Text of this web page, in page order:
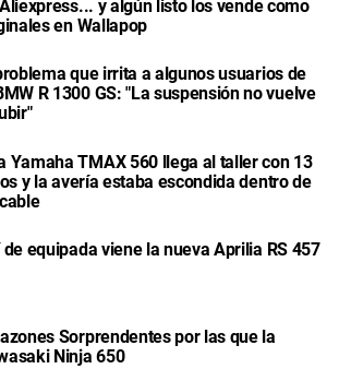
y algún listo los vende como
en Wallapop
que irrita a algunos usuarios de
R 1300 GS: "La suspensión no vuelve
Yamaha TMAX 560 llega al taller con 13
y la avería estaba escondida dentro de
de equipada viene la nueva Aprilia RS 457
Sorprendentes por las que la
Ninja 650